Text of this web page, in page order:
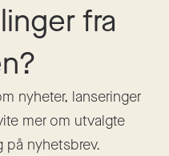
fra
nyheter, lanseringer
mer om utvalgte
på nyhetsbrev.